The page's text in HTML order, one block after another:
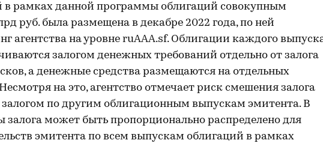
в рамках данной программы облигаций совокупным
руб. была размещена в декабре 2022 года, по ней
агентства на уровне ruAAA.sf. Облигации каждого
залогом денежных требований отдельно от залога
а денежные средства размещаются на отдельных
на это, агентство отмечает риск смешения залога
по другим облигационным выпускам эмитента. В
залога может быть пропорционально распределено для
эмитента по всем выпускам облигаций в рамках